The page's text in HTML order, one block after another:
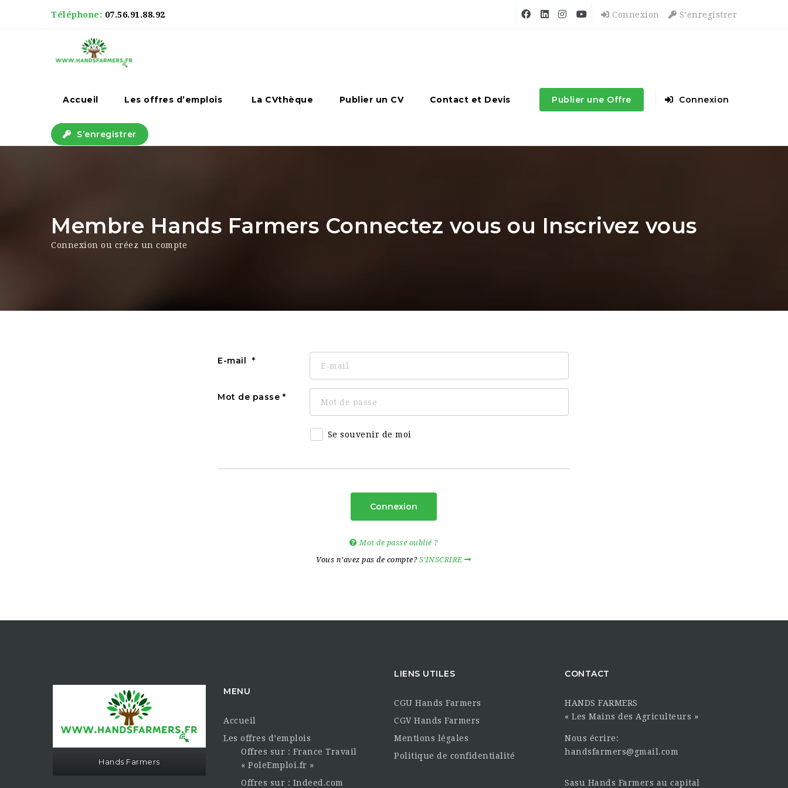
Téléphone: 07.56.91.88.92 Connexion S’enregistrer
Accueil Les offres d’emplois La CVthèque Publier un CV Contact et Devis Publier une Offre Connexion
S’enregistrer
Membre Hands Farmers Connectez vous ou Inscrivez vous
Connexion ou créez un compte
E-mail
Mot de passe
Se souvenir de moi
Connexion
Mot de passe oublié ?
Vous n’avez pas de compte? S’INSCRIRE
Hands Farmers
MENU
Accueil
Les offres d’emplois
Offres sur : France Travail
« PoleEmploi.fr »
Offres sur : Indeed.com
LIENS UTILES
CGU Hands Farmers
CGV Hands Farmers
Mentions légales
Politique de confidentialité
CONTACT
HANDS FARMERS
« Les Mains des Agriculteurs »
Nous écrire:
handsfarmers@gmail.com
Sasu Hands Farmers au capital